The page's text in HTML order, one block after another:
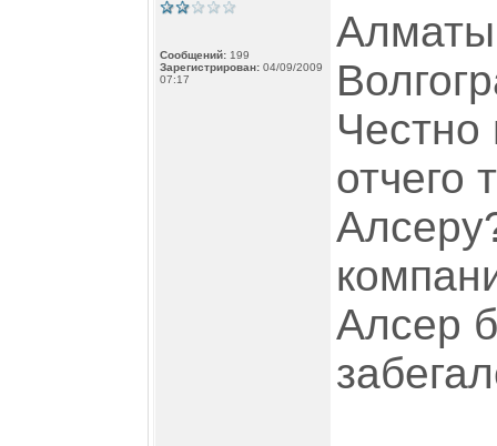
Сообщений: 199
Зарегистрирован: 04/09/2009
07:17
Алматы
Честно
отчего
Алсер